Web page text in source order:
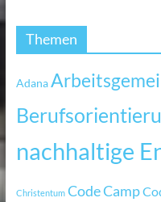
Themen
Adana
nachhaltige
Christentum Code Camp